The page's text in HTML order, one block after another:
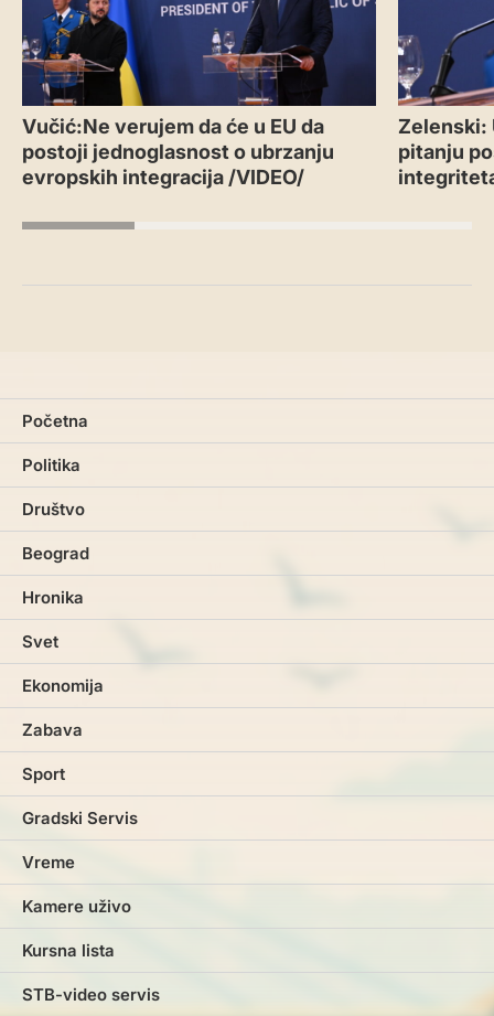
Vučić:Ne verujem da će u EU da
postoji jednoglasnost o ubrzanju
evropskih integracija /VIDEO/
Zelenski:
pitanju
Početna
Politika
Društvo
Beograd
Hronika
Svet
Ekonomija
Zabava
Sport
Gradski Servis
Vreme
Kamere uživo
Kursna lista
STB-video servis